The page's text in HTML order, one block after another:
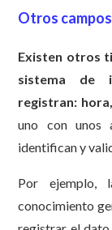
Otros campos
Existen otros
sistema de
registran:
uno con unos
identifican y
Por ejemplo,
conocimiento